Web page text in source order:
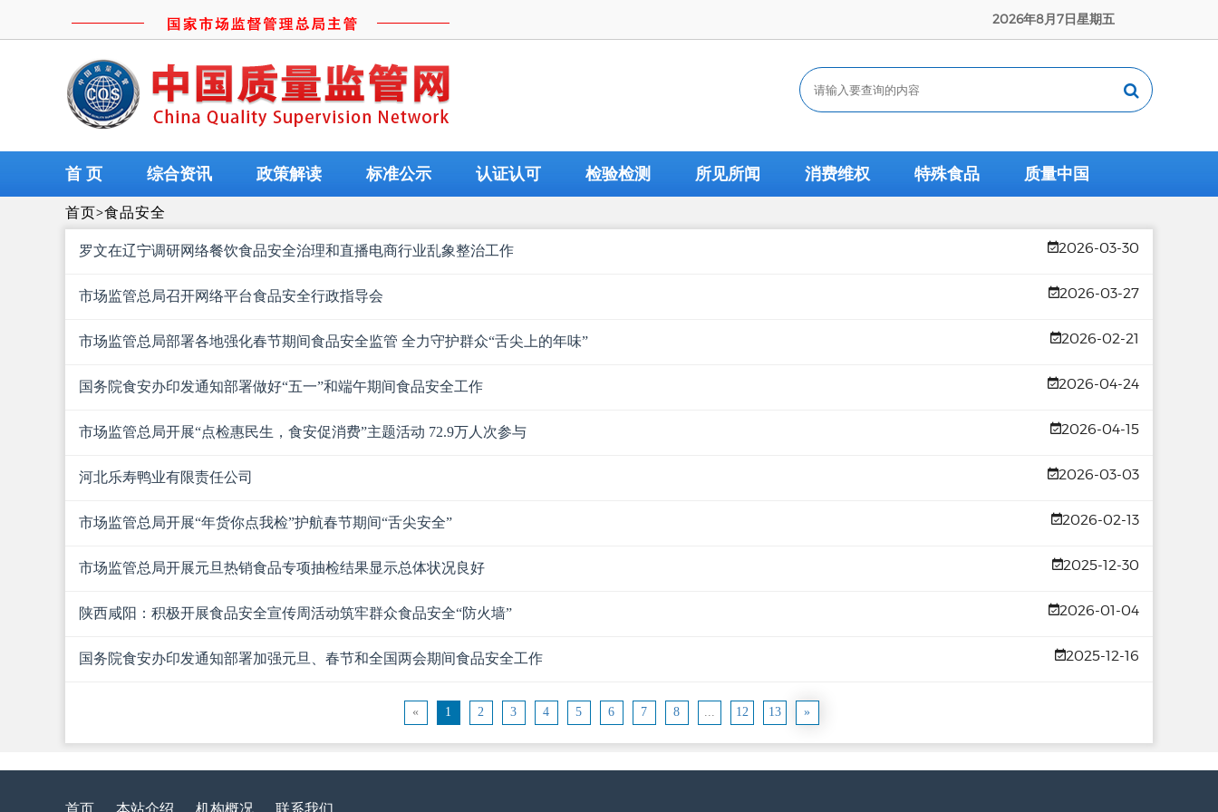
2026年8月7日星期五
首 页 综合资讯 政策解读 标准公示 认证认可 检验检测 所见所闻 消费维权 特殊食品 质量中国
首页>食品安全
罗文在辽宁调研网络餐饮食品安全治理和直播电商行业乱象整治工作 2026-03-30
市场监管总局召开网络平台食品安全行政指导会 2026-03-27
市场监管总局部署各地强化春节期间食品安全监管 全力守护群众“舌尖上的年味” 2026-02-21
国务院食安办印发通知部署做好“五一”和端午期间食品安全工作 2026-04-24
市场监管总局开展“点检惠民生，食安促消费”主题活动 72.9万人次参与 2026-04-15
河北乐寿鸭业有限责任公司 2026-03-03
市场监管总局开展“年货你点我检”护航春节期间“舌尖安全” 2026-02-13
市场监管总局开展元旦热销食品专项抽检结果显示总体状况良好 2025-12-30
陕西咸阳：积极开展食品安全宣传周活动筑牢群众食品安全“防火墙” 2026-01-04
国务院食安办印发通知部署加强元旦、春节和全国两会期间食品安全工作 2025-12-16
« 1 2 3 4 5 6 7 8 ... 12 13 »